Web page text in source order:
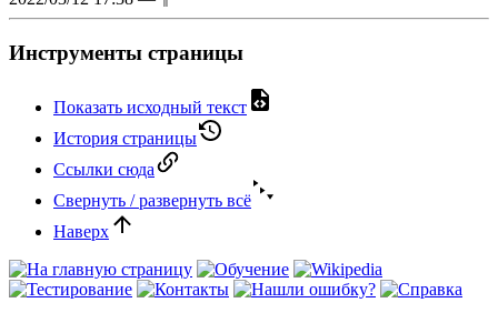
Инструменты страницы
Показать исходный текст
История страницы
Ссылки сюда
Свернуть / развернуть всё
Наверх